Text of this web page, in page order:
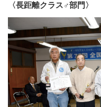
〈長距離クラス♂部門〉